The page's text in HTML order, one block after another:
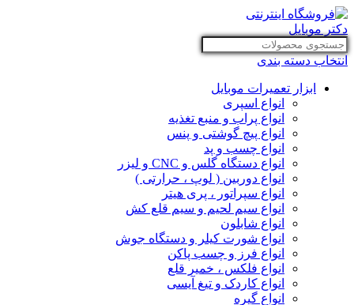
انتخاب دسته بندی
ابزار تعمیرات موبایل
انواع اسپری
انواع پراب و منبع تغذیه
انواع پیچ گوشتی و پنس
انواع چسب و پد
انواع دستگاه گلس و CNC و لیزر
انواع دوربین ( لوپ ، حرارتی )
انواع سپراتور ، پری هیتر
انواع سیم لحیم و سیم قلع کش
انواع شابلون
انواع شورت کیلر و دستگاه جوش
انواع فرز و چسب پاکن
انواع فلکس ، خمیر قلع
انواع کاردک و تیغ آیسی
انواع گیره